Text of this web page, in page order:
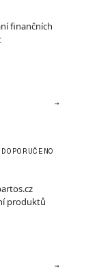
→
produktů
→